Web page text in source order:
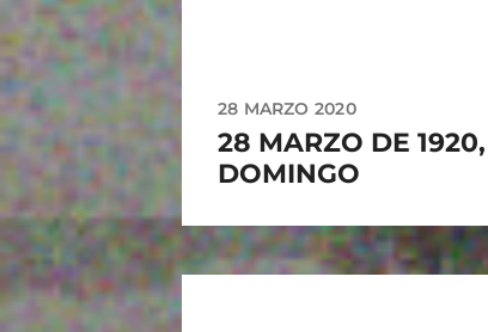
28 MARZO 2020
28 MARZO DE 1920,
DOMINGO